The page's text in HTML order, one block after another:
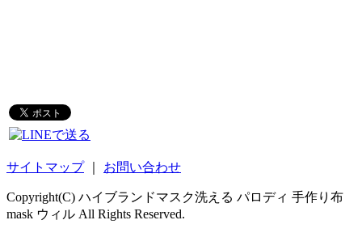
サイトマップ｜ お問い合わせ
Copyright(C) ハイブランドマスク洗える パロディ 手作り布
mask ウィル All Rights Reserved.